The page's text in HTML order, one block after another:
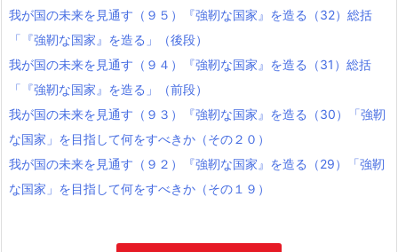
我が国の未来を見通す（９５）『強靭な国家』を造る（32）総括
「『強靭な国家』を造る」（後段）
我が国の未来を見通す（９４）『強靭な国家』を造る（31）総括
「『強靭な国家』を造る」（前段）
我が国の未来を見通す（９３）『強靭な国家』を造る（30）「強靭
な国家」を目指して何をすべきか（その２０）
我が国の未来を見通す（９２）『強靭な国家』を造る（29）「強靭
な国家」を目指して何をすべきか（その１９）